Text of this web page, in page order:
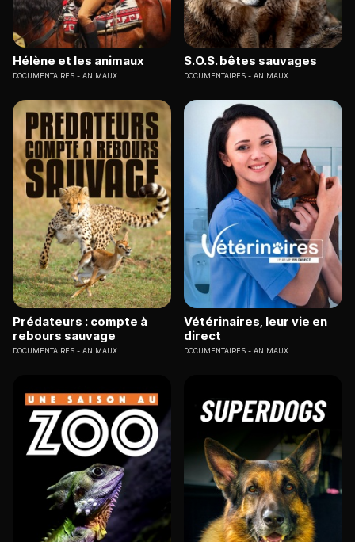
Hélène et les animaux
DOCUMENTAIRES ANIMAUX
S.O.S. bêtes sauvages
DOCUMENTAIRES ANIMAUX
Prédateurs : compte à
rebours sauvage
DOCUMENTAIRES ANIMAUX
Vétérinaires, leur vie en
direct
DOCUMENTAIRES ANIMAUX